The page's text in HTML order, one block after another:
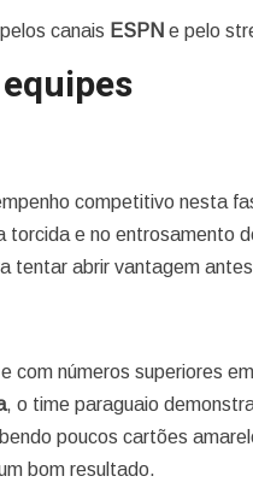
canais ESPN e pelo
competitivo nesta
torcida e no entrosamento
tentar abrir vantagem
com números superiores
, o time paraguaio
poucos cartões
bom resultado.